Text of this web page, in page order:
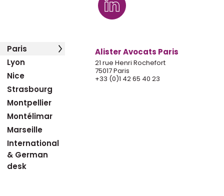
Paris Alister Avocats Paris
21 rue Henri Rochefort
75017 Paris
+33 (0)1 42 65 40 23
Lyon
Nice
Strasbourg
Montpellier
Montélimar
Marseille
International
& German
desk